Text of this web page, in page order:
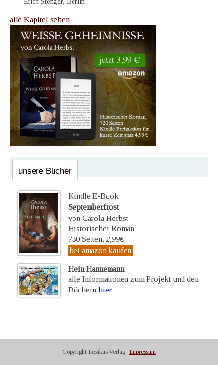
Erich Stenger, Berlin
alle Kapitel sehen
unsere Bücher
Kindle E-Book
Septemberfrost
von Carola Herbst
Historischer Roman
730 Seiten, 2,99€
bei amazon kaufen
Hein Hannemann
alle Informationen zum Projekt und den
Büchern hier
Copyright Lexikus Verlag | Impressum